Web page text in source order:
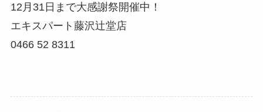
12月31日まで大感謝祭開催中！
エキスパート藤沢辻堂店
0466 52 8311